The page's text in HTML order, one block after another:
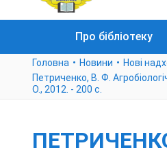
Про бібліотеку
Головна Новини Нові
Петриченко, В. Ф.
О., 2012. - 200 с.